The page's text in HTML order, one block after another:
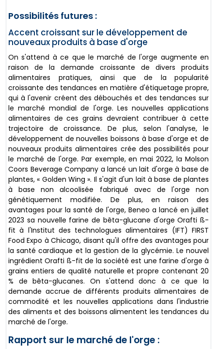
Possibilités futures :
Accent croissant sur le développement de
nouveaux produits à base d'orge
On s'attend à ce que le marché de l'orge augmente en
raison de la demande croissante de divers produits
alimentaires pratiques, ainsi que de la popularité
croissante des tendances en matière d'étiquetage propre,
qui à l'avenir créent des débouchés et des tendances sur
le marché mondial de l'orge. Les nouvelles applications
alimentaires de ces grains devraient contribuer à cette
trajectoire de croissance. De plus, selon l'analyse, le
développement de nouvelles boissons à base d'orge et de
nouveaux produits alimentaires crée des possibilités pour
le marché de l'orge. Par exemple, en mai 2022, la Molson
Coors Beverage Company a lancé un lait d'orge à base de
plantes, « Golden Wing ». Il s'agit d'un lait à base de plantes
à base non alcoolisée fabriqué avec de l'orge non
génétiquement modifiée. De plus, en raison des
avantages pour la santé de l'orge, Beneo a lancé en juillet
2023 sa nouvelle farine de bêta-glucane d'orge Orafti ß-
fit à l'Institut des technologues alimentaires (IFT) FIRST
Food Expo à Chicago, disant qu'il offre des avantages pour
la santé cardiaque et la gestion de la glycémie. Le nouvel
ingrédient Orafti ß-fit de la société est une farine d'orge à
grains entiers de qualité naturelle et propre contenant 20
% de bêta-glucanes. On s'attend donc à ce que la
demande accrue de différents produits alimentaires de
commodité et les nouvelles applications dans l'industrie
des aliments et des boissons alimentent les tendances du
marché de l'orge.
Rapport sur le marché de l'orge :